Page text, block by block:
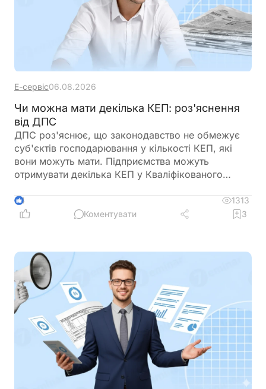
Е-сервіс06.08.2026
Чи можна мати декілька КЕП: роз'яснення
від ДПС
ДПС роз'яснює, що законодавство не обмежує
суб'єктів господарювання у кількості КЕП, які
вони можуть мати. Підприємства можуть
отримувати декілька КЕП у Кваліфікованого
України
4
1313
Коментувати
3